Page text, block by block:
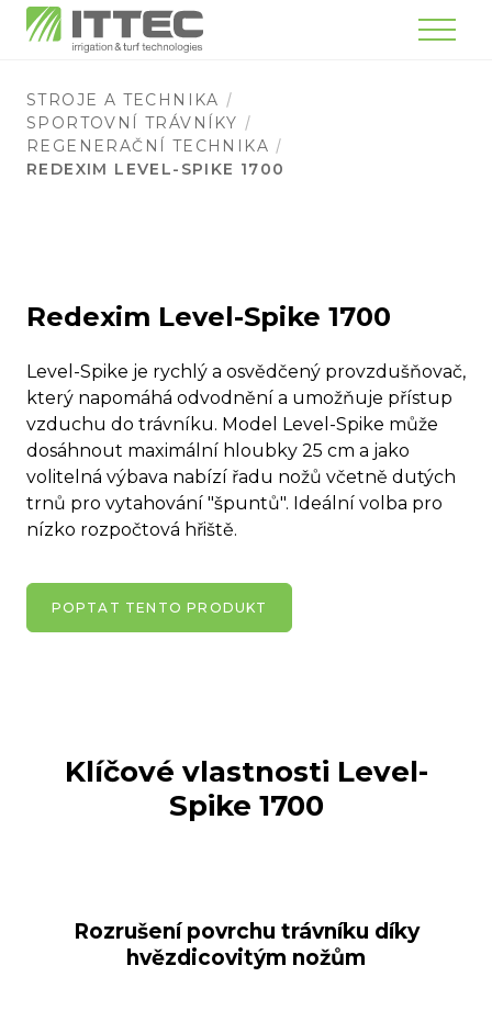
Menu
STROJE A TECHNIKA
SPORTOVNÍ TRÁVNÍKY
REGENERAČNÍ TECHNIKA
REDEXIM LEVEL-SPIKE 1700
Redexim Level-Spike 1700
Level-Spike je rychlý a osvědčený provzdušňovač,
který napomáhá odvodnění a umožňuje přístup
vzduchu do trávníku. Model Level-Spike může
dosáhnout maximální hloubky 25 cm a jako
volitelná výbava nabízí řadu nožů včetně dutých
trnů pro vytahování "špuntů". Ideální volba pro
nízko rozpočtová hřiště.
POPTAT TENTO PRODUKT
Klíčové vlastnosti Level-
Spike 1700
Rozrušení povrchu trávníku díky
hvězdicovitým nožům